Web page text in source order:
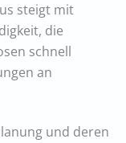
steigt mit
die
schnell
an
und deren